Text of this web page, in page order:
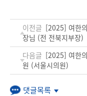
이전글 [2025] 여한
장님 (전 전북지부장)
다음글 [2025] 여한
원 (서울시의원)
댓글목록